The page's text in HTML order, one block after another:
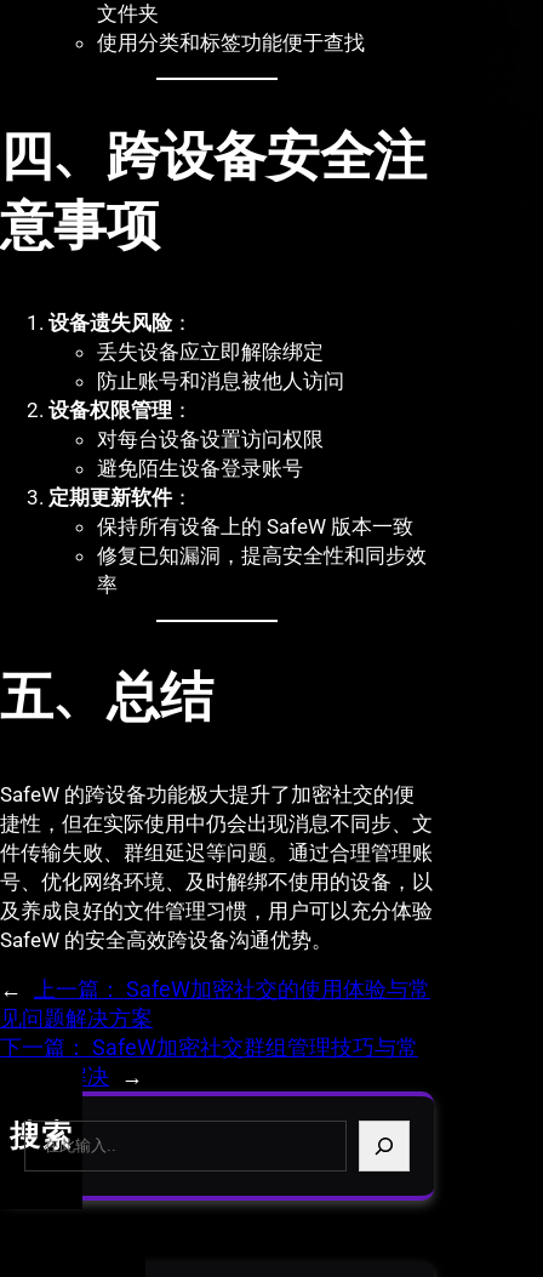
文件夹
使用分类和标签功能便于查找
四、跨设备安全注
意事项
设备遗失风险：
丢失设备应立即解除绑定
防止账号和消息被他人访问
设备权限管理 ：
对每台设备设置访问权限
避免陌生设备登录账号
定期更新软件：
保持所有设备上的 SafeW 版本一致
修复已知漏洞，提高安全性和同步效
率
五、总结
SafeW 的跨设备功能极大提升了加密社交的便
捷性，但在实际使用中仍会出现消息不同步、文
件传输失败、群组延迟等问题。通过合理管理账
号、优化网络环境、及时解绑不使用的设备，以
及养成良好的文件管理习惯，用户可以充分体验
SafeW 的安全高效跨设备沟通优势。
← 上一篇： SafeW加密社交的使用体验与常
见问题解决方案
下一篇： SafeW加密社交群组管理技巧与常
见问题解决
→
搜索
S